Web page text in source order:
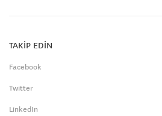
TAKİP EDİN
Facebook
Twitter
LinkedIn